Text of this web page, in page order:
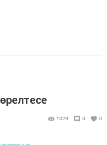
1029 0 0